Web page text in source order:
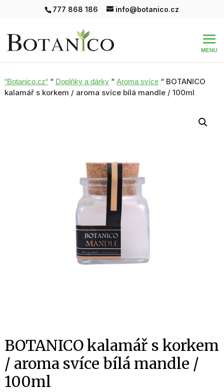
777 868 186 info@botanico.cz
“Botanico.cz““ Doplňky a dárky“ Aroma svíce“ BOTANICO
kalamář s korkem / aroma svíce bílá mandle / 100ml
BOTANICO kalamář s korkem
/ aroma svíce bílá mandle /
100ml